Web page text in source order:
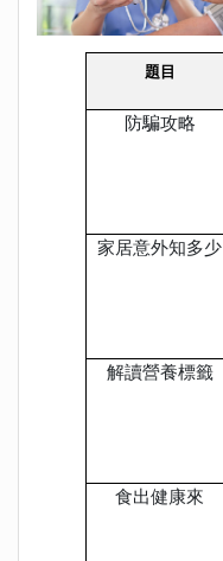
題目
防騙攻略
家居意外知多少
解讀營養標籤
食出健康來